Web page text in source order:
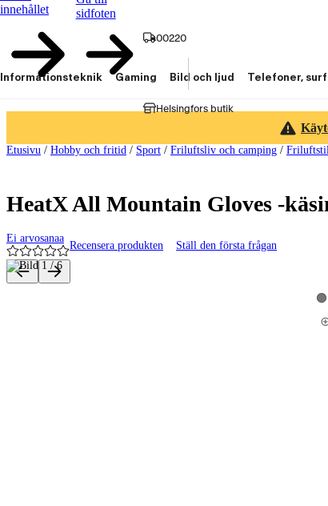
innehållet
sidfoten
00220
Helsingfors butik
Informationsteknik Gaming Bild och ljud Telefoner,
Etusivu / Hobby och fritid / Sport / Friluftsliv och camping /
HeatX All Mountain Gloves -
Ei arvosanaa
Recensera produkten Ställ den första frågan
Produktbilder och videor